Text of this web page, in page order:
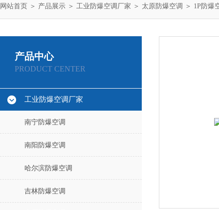
网站首页 ＞ 产品展示 ＞ 工业防爆空调厂家 ＞ 太原防爆空调 ＞ 1P防爆
产品中心
PRODUCT CENTER
工业防爆空调厂家
南宁防爆空调
南阳防爆空调
哈尔滨防爆空调
吉林防爆空调